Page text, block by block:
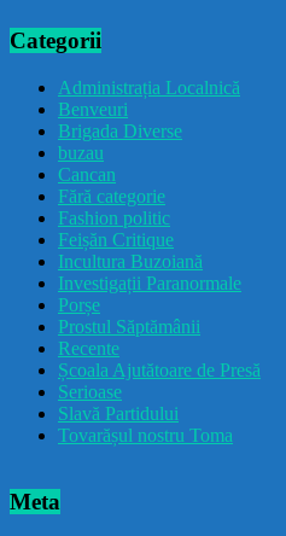
Categorii
Administrația Localnică
Benveuri
Brigada Diverse
buzau
Cancan
Fără categorie
Fashion politic
Feișăn Critique
Incultura Buzoiană
Investigații Paranormale
Porșe
Prostul Săptămânii
Recente
Școala Ajutătoare de Presă
Serioase
Slavă Partidului
Tovarășul nostru Toma
Meta